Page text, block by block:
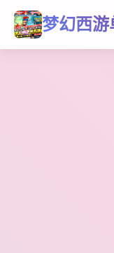
梦幻西游